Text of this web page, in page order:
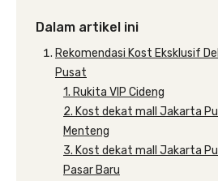
Dalam artikel ini
Rekomendasi Kost Eksklusif
Pusat
1. Rukita VIP Cideng
2. Kost dekat mall Jakarta
Menteng
3. Kost dekat mall Jakarta
Pasar Baru